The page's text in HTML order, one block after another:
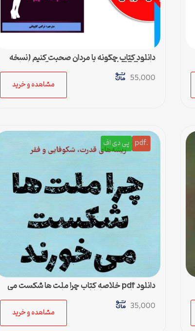
دانلود کتاب چگونه با مردان صحبت کنیم (نسخه
کامل PDF) | متیو هاسی – مترجم نرگس کاویانی
55,000
مشاهده و خرید
.pdf پی دی اف
دانلود pdf خلاصه کتاب چرا ملت ها شکست می
خورند دارون عجم اوغلو جیمز رابینسن
35,000
مشاهده و خرید